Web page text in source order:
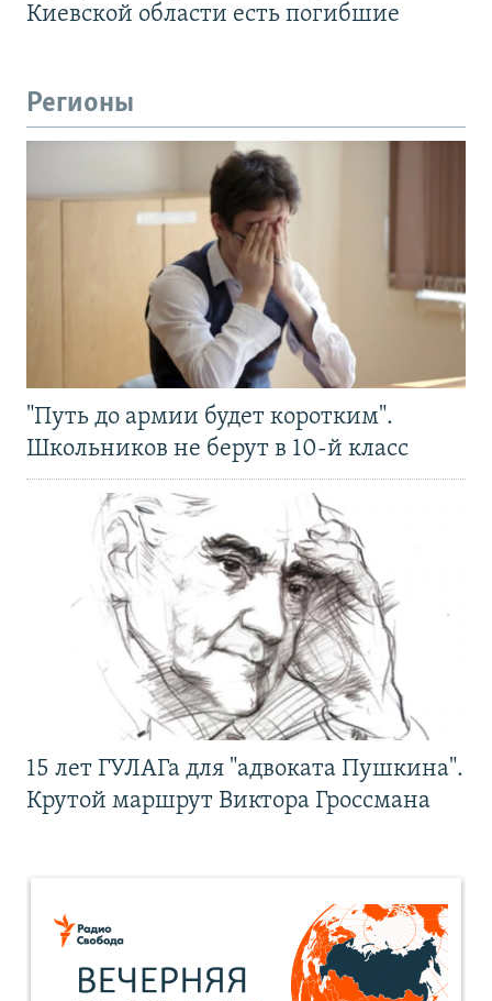
Киевской области есть погибшие
Регионы
"Путь до армии будет коротким".
Школьников не берут в 10-й класс
15 лет ГУЛАГа для "адвоката Пушкина".
Крутой маршрут Виктора Гроссмана